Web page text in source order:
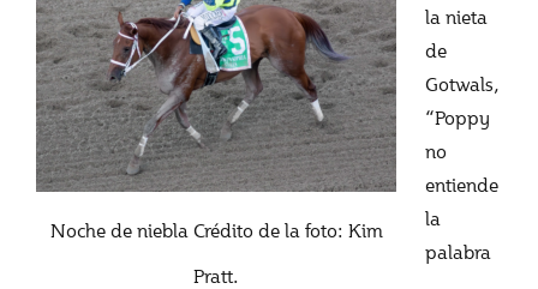
Noche de niebla Crédito de la foto: Kim
Pratt.
la nieta
de
Gotwals,
“Poppy
no
entiende
la
palabra